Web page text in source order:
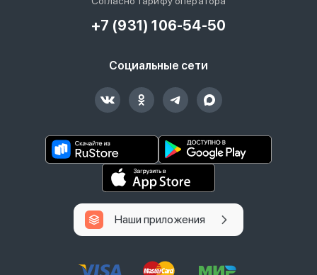
+7 (931) 106-54-50
Социальные сети
Наши приложения